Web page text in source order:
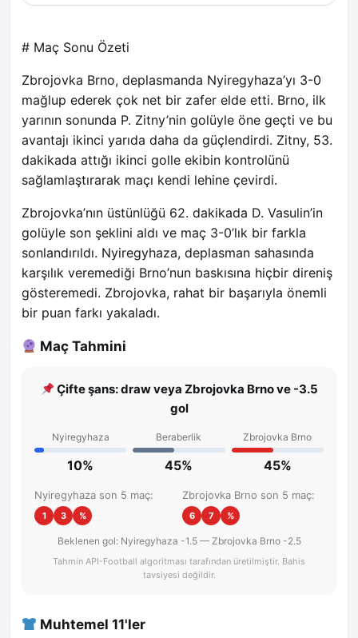
# Maç Sonu Özeti
Zbrojovka Brno, deplasmanda Nyiregyhaza’yı 3-0
mağlup ederek çok net bir zafer elde etti. Brno, ilk
yarının sonunda P. Zitny’nin golüyle öne geçti ve bu
avantajı ikinci yarıda daha da güçlendirdi. Zitny, 53.
dakikada attığı ikinci golle ekibin kontrolünü
sağlamlaştırarak maçı kendi lehine çevirdi.
Zbrojovka’nın üstünlüğü 62. dakikada D. Vasulin’in
golüyle son şeklini aldı ve maç 3-0’lık bir farkla
sonlandırıldı. Nyiregyhaza, deplasman sahasında
karşılık veremediği Brno’nun baskısına hiçbir direniş
gösteremedi. Zbrojovka, rahat bir başarıyla önemli
bir puan farkı yakaladı.
Maç Tahmini
Çifte şans: draw veya Zbrojovka Brno ve -3.5
gol
Nyiregyhaza
10%
Beraberlik
45%
Zbrojovka Brno
45%
Nyiregyhaza son 5 maç:
1 3 %
Zbrojovka Brno son 5 maç:
6 7 %
Beklenen gol: Nyiregyhaza -1.5 — Zbrojovka Brno -2.5
Tahmin API-Football algoritması tarafından üretilmiştir. Bahis
tavsiyesi değildir.
Muhtemel 11'ler